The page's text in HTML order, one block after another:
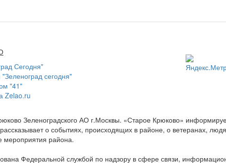
Сегодня"
сегодня"
"41"
Zelao.ru
Зеленоградского АО г.Москвы. «Старое Крюково»
о событиях, происходящих в районе, о ветеранах,
мероприятия района.
Федеральной службой по надзору в сфере связи,